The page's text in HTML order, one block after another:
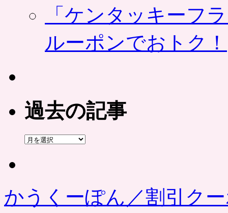
「ケンタッキーフ
ルーポンでおトク！
過去の記事
過
かうくーぽん／割引ク